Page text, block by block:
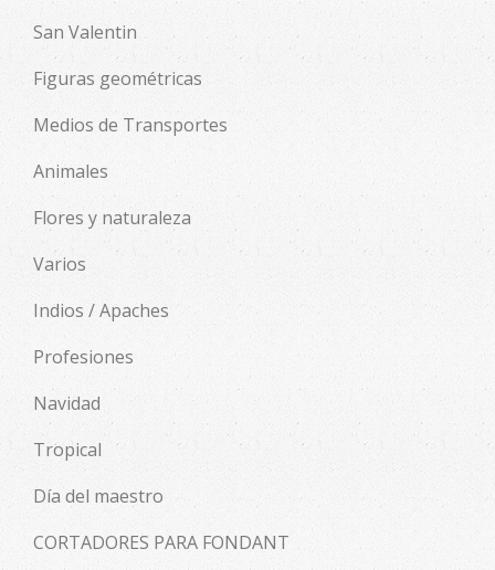
San Valentin
Figuras geométricas
Medios de Transportes
Animales
Flores y naturaleza
Varios
Indios / Apaches
Profesiones
Navidad
Tropical
Día del maestro
CORTADORES PARA FONDANT